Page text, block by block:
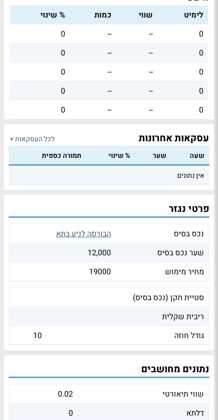
לימיט שווי כמות
% שינוי
0
--
--
0
0
--
--
0
0
--
--
0
0
--
--
0
0
--
--
0
עסקאות אחרונות
לכל העסקאות +
שעה
שער % שינוי
תמורה כספית
אין נתונים
פרטי נגזר
נכס בסיס
הבורסה לניע בתא
שער נכס בסיס
12,000
מחיר מימוש
19000
סטיית תקן (נכס בסיס)
ריבית שקלית
גודל חוזה
10
נתונים מחושבים
שווי תיאורטי
0.02
דלתא
0